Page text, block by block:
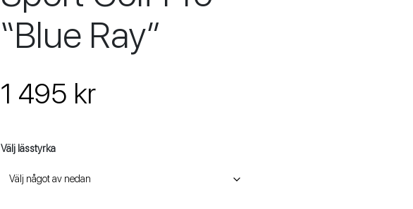
“Blue Ray”
1 495 kr
Välj lässtyrka